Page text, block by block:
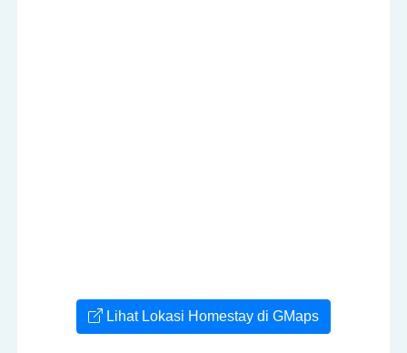
Lihat Lokasi Homestay di GMaps